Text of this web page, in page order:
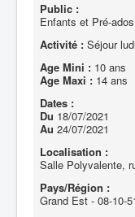
Public :
Enfants et Pré-ados
Activité : Séjour
Age Mini : 10 ans
Age Maxi : 14 ans
Dates :
Du 18/07/2021
Au 24/07/2021
Localisation :
Salle Polyvalente,
Pays/Région :
Grand Est - 08-10-